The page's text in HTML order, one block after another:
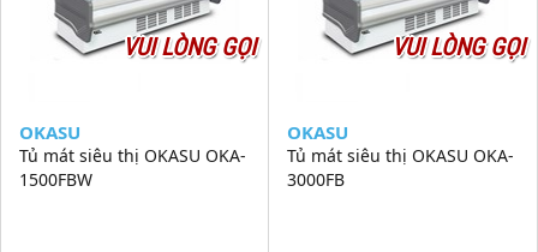
VUI LÒNG GỌI
OKASU
Tủ mát siêu thị OKASU OKA-
1500FBW
VUI LÒNG GỌI
OKASU
Tủ mát siêu thị OKASU OKA-
3000FB